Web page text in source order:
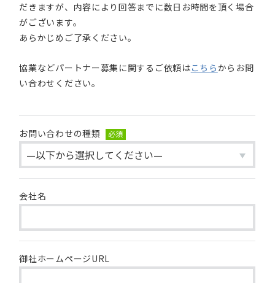
だきますが、内容により回答までに数日お時間を頂く場合
がございます。
あらかじめご了承ください。
協業などパートナー募集に関するご依頼はこちらからお問
い合わせください。
お問い合わせの種類 必須
会社名
御社ホームページURL